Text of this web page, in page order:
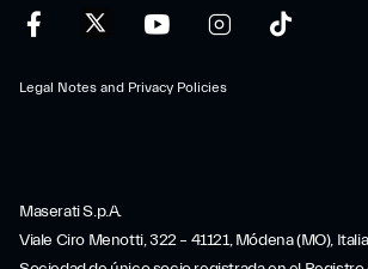
Legal Notes and Privacy Policies
Maserati S.p.A.
Viale Ciro Menotti, 322 – 41121, Módena (MO), Italia